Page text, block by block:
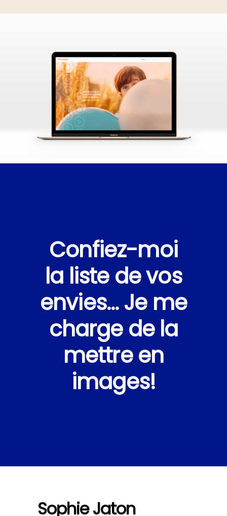
Confiez-moi
la liste de vos
envies… Je me
charge de la
mettre en
images!
Sophie Jaton